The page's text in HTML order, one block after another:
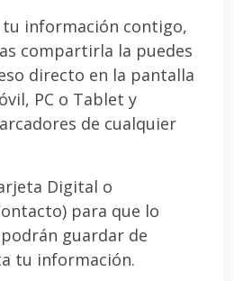
información contigo,
compartirla la puedes
directo en la pantalla
PC o Tablet y
de cualquier
Digital o
para que lo
guardar de
tu información.